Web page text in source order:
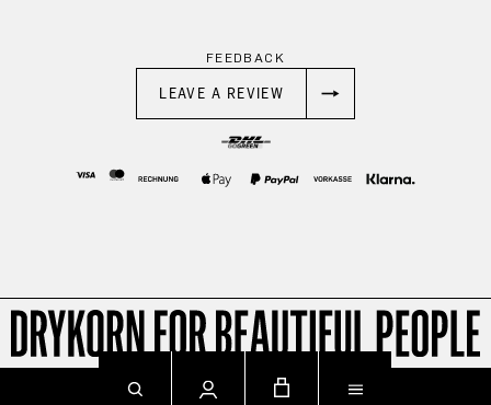
FEEDBACK
LEAVE A REVIEW
© 2026 Impressum Datenschutz AGB